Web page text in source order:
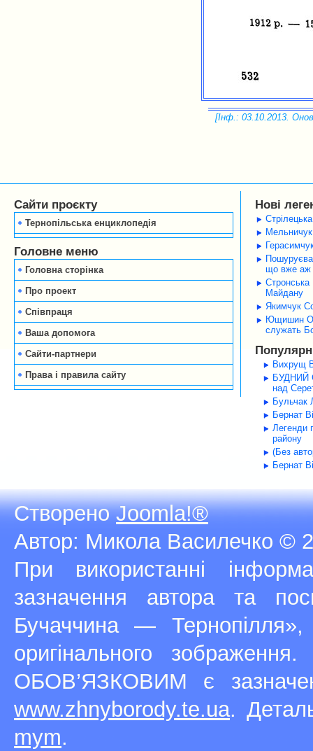
[Інф.: 03.10.2013.
Сайти проєкту
Тернопільська енциклопедія
Головне меню
Головна сторінка
Про проект
Співпраця
Ваша допомога
Сайти-партнери
Права і правила сайту
Нові
Мельничук
що вже аж
Стронська
Майдану
Якимчук
Ющишин
служать
Вихрущ
БУДНИЙ
над
Бульчак
Бернат
Легенди
району
(Без
Бернат
СтвореноJoomla!®
Автор: Микола Василечко ©
При використанні
зазначення автора та
Бучаччина —
оригінального
ОБОВ’ЯЗКОВИМ є
www.zhnyborody.te.ua.
mym.